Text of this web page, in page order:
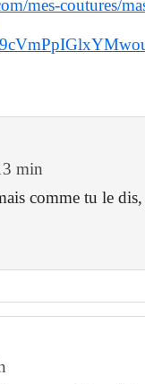
mes-coutures/
min
comme tu le